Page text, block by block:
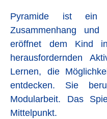
Pyramide ist ein
Zusammenhang
eröffnet dem Kind
herausfordernden
Lernen, die
entdecken. Sie
Modularbeit. Das
Mittelpunkt.